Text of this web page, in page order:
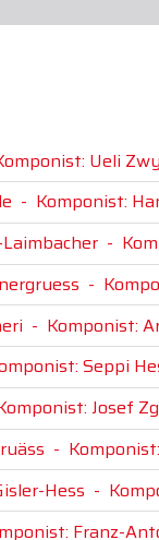
Ueli
- Komponist:
-
-
- Komponist:
Seppi
Josef
-
Hess -
Franz-